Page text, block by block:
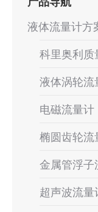
液体流量计方
科里奥利质
液体涡轮流
电磁流量计
椭圆齿轮流
金属管浮子
超声波流量